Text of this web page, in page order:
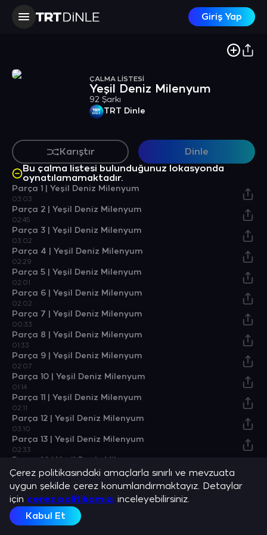
Giriş Yap
ÇALMA LİSTESİ
Yeşil Deniz Milenyum
92 Şarkı
TRT Dinle
Karıştır
Dinle
Bu çalma listesi bulunduğunuz lokasyonda
oynatılamamaktadır.
Parça 1 | Yeşil Deniz Milenyum
03:03
Parça 2 | Yeşil Deniz Milenyum
02:45
Parça 3 | Yeşil Deniz Milenyum
03:02
Parça 4 | Yeşil Deniz Milenyum
02:29
Parça 5 | Yeşil Deniz Milenyum
02:01
Parça 6 | Yeşil Deniz Milenyum
02:02
Parça 7 | Yeşil Deniz Milenyum
00:33
Parça 8 | Yeşil Deniz Milenyum
01:33
Parça 9 | Yeşil Deniz Milenyum
02:07
Parça 10 | Yeşil Deniz Milenyum
01:14
Parça 11 | Yeşil Deniz Milenyum
02:11
Parça 12 | Yeşil Deniz Milenyum
03:10
Parça 13 | Yeşil Deniz Milenyum
02:33
01:07
Parça 15 | Yeşil Deniz Milenyum
02:15
Parça 16 | Yeşil Deniz Milenyum
03:30
Parça 17 | Yeşil Deniz Milenyum
Çerez politikasındaki amaçlarla sınırlı ve mevzuata
uygun şekilde çerez konumlandırmaktayız. Detaylar
için çerez politikamızı inceleyebilirsiniz.
Kabul Et